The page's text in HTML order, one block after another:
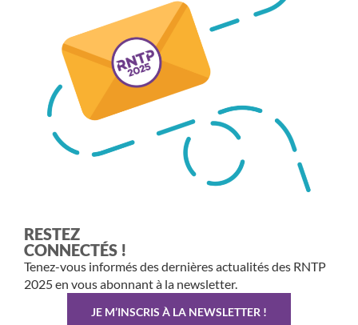
RESTEZ
CONNECTÉS !
Tenez-vous informés des dernières actualités des RNTP
2025 en vous abonnant à la newsletter.
JE M’INSCRIS À LA NEWSLETTER !